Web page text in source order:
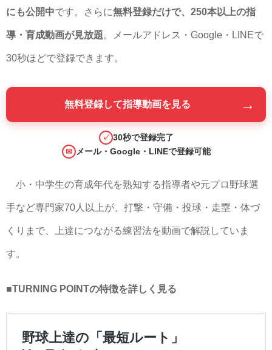
にも公開中です。さらに無料登録だけで、250本以上の指
導・育成動画が見放題。メールアドレス・Google・LINEで
30秒ほどで登録できます。
無料登録して指導動画を見る →
✓ 30秒で登録完了
✉ メール・Google・LINEで登録可能
小・中学生の育成年代を熟知する指導者や元プロ野球選
手など専門家70人以上が、打撃・守備・投球・走塁・体づ
くりまで、上達につながる練習法を動画で解説していま
す。
■TURNING POINTの特徴を詳しく見る